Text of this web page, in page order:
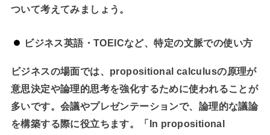
ついて考えてみましょう。
ビジネス英語・TOEICなど、特定の文脈での使い方
ビジネスの場面では、propositional calculusの原理が
意思決定や論理的思考を強化するために使われることが
多いです。会議やプレゼンテーションで、論理的な議論
を構築する際に役立ちます。「In propositional